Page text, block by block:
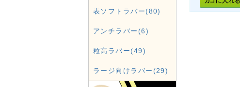
表ソフトラバー(80)
アンチラバー(6)
粒高ラバー(49)
ラージ向けラバー(29)